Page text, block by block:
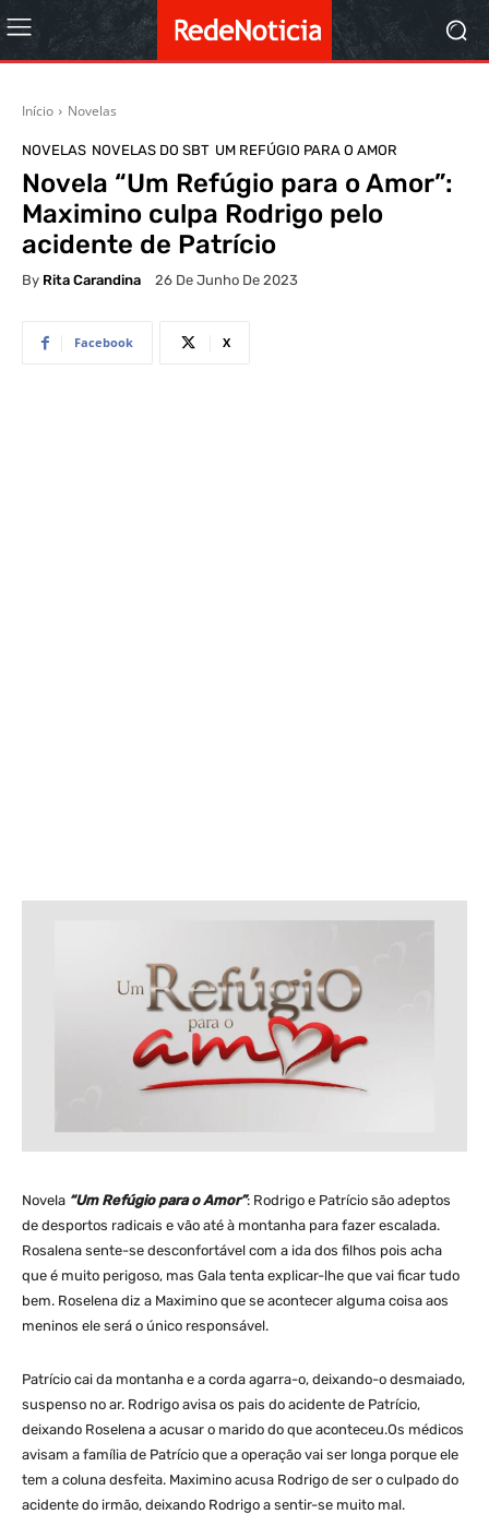
Início Novelas
NOVELAS NOVELAS DO SBT UM REFÚGIO PARA O AMOR
Novela “Um Refúgio para o Amor”:
Maximino culpa Rodrigo pelo
acidente de Patrício
By Rita Carandina 26 De Junho De 2023
Facebook X
Novela “Um Refúgio para o Amor”: Rodrigo e Patrício são adeptos
de desportos radicais e vão até à montanha para fazer escalada.
Rosalena sente-se desconfortável com a ida dos filhos pois acha
que é muito perigoso, mas Gala tenta explicar-lhe que vai ficar tudo
bem. Roselena diz a Maximino que se acontecer alguma coisa aos
meninos ele será o único responsável.
Patrício cai da montanha e a corda agarra-o, deixando-o desmaiado,
suspenso no ar. Rodrigo avisa os pais do acidente de Patrício,
deixando Roselena a acusar o marido do que aconteceu.Os médicos
avisam a família de Patrício que a operação vai ser longa porque ele
tem a coluna desfeita. Maximino acusa Rodrigo de ser o culpado do
acidente do irmão, deixando Rodrigo a sentir-se muito mal.